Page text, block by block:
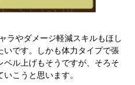
ラやダメージ軽減スキルもほし
です。しかも体力タイプで張
ル上げもそうですが、そろそ
こうと思います。